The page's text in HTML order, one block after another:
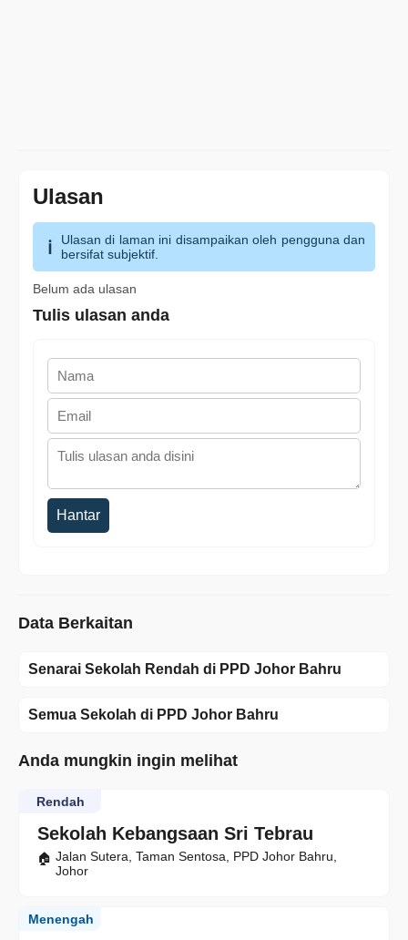
Ulasan
Ulasan di laman ini disampaikan oleh pengguna dan
bersifat subjektif.
Belum ada ulasan
Tulis ulasan anda
Hantar
Data Berkaitan
Senarai Sekolah Rendah di PPD Johor Bahru
Semua Sekolah di PPD Johor Bahru
Anda mungkin ingin melihat
Sekolah Kebangsaan Sri Tebrau
Rendah
Jalan Sutera, Taman Sentosa, PPD Johor Bahru,
Johor
Menengah